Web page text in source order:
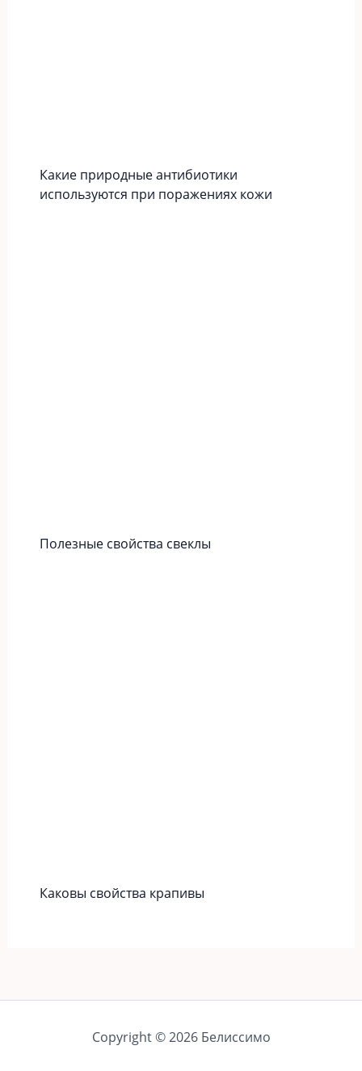
Какие природные антибиотики
используются при поражениях кожи
Полезные свойства свеклы
Каковы свойства крапивы
Copyright © 2026 Белиссимо